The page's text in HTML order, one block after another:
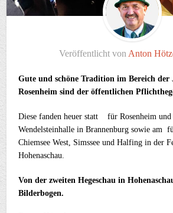
Veröffentlicht von Anton
Gute und schöne Tradition im Bereich der
Rosenheim sind der öffentlichen
Diese fanden heuer statt für Rosenheim
Wendelsteinhalle in Brannenburg sowie am
Chiemsee West, Simssee und Halfing in der
Hohenaschau.
Von der zweiten Hegeschau in
Bilderbogen.